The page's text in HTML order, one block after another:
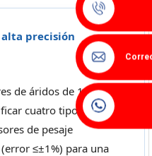
precisión
de áridos de 10 m³,
cuatro tipos de
de pesaje
≤±1%) para una